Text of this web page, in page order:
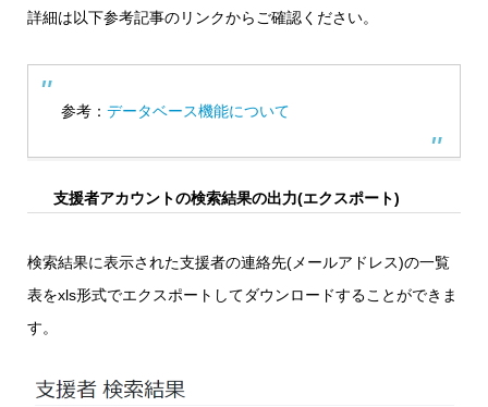
詳細は以下参考記事のリンクからご確認ください。
参考： データベース機能について
支援者アカウントの検索結果の出力(エクスポート)
検索結果に表示された支援者の連絡先(メールアドレス)の一覧
表をxls形式でエクスポートしてダウンロードすることができま
す。